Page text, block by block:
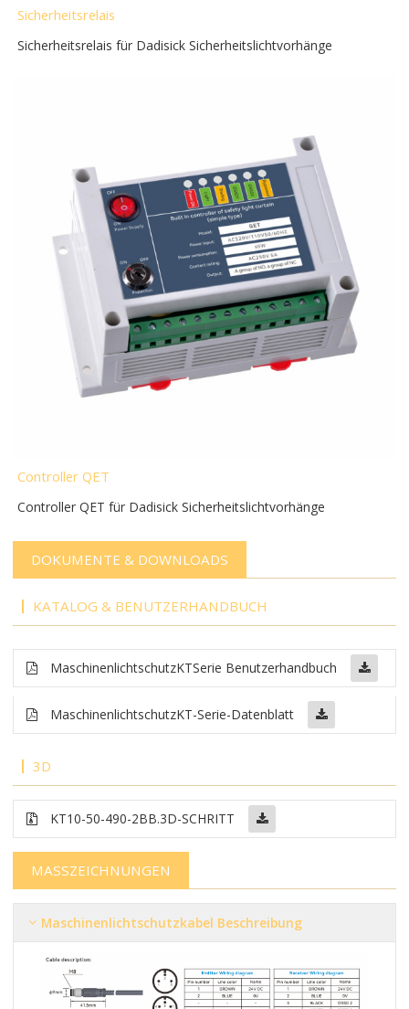
Sicherheitsrelais
Sicherheitsrelais für Dadisick Sicherheitslichtvorhänge
Controller QET
Controller QET für Dadisick Sicherheitslichtvorhänge
DOKUMENTE & DOWNLOADS
KATALOG & BENUTZERHANDBUCH
MaschinenlichtschutzKTSerie Benutzerhandbuch
MaschinenlichtschutzKT-Serie-Datenblatt
3D
KT10-50-490-2BB.3D-SCHRITT
MASSZEICHNUNGEN
Maschinenlichtschutzkabel Beschreibung